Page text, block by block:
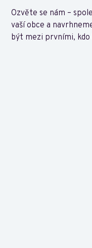
Ozvěte se nám –
vaší obce a
být mezi prvními,